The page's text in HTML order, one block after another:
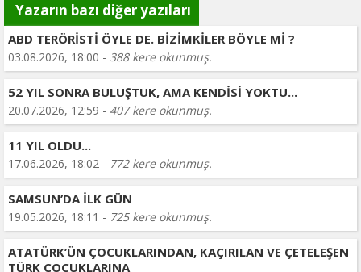
Yazarın bazı diğer yazıları
ABD TERÖRİSTİ ÖYLE DE. BİZİMKİLER BÖYLE Mİ ?
03.08.2026, 18:00 - 388 kere okunmuş.
52 YIL SONRA BULUŞTUK, AMA KENDİSİ YOKTU...
20.07.2026, 12:59 - 407 kere okunmuş.
11 YIL OLDU...
17.06.2026, 18:02 - 772 kere okunmuş.
SAMSUN’DA İLK GÜN
19.05.2026, 18:11 - 725 kere okunmuş.
ATATÜRK’ÜN ÇOCUKLARINDAN, KAÇIRILAN VE ÇETELEŞEN
TÜRK ÇOCUKLARINA